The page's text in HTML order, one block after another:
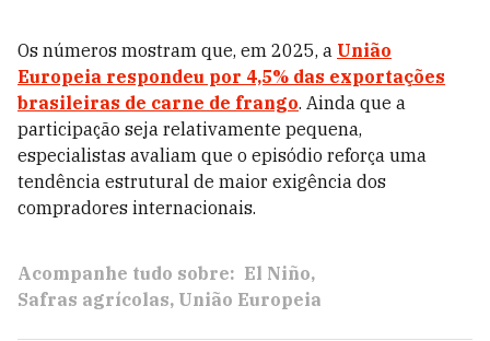
Os números mostram que, em 2025, a União
Europeia respondeu por 4,5% das exportações
brasileiras de carne de frango. Ainda que a
participação seja relativamente pequena,
especialistas avaliam que o episódio reforça uma
tendência estrutural de maior exigência dos
compradores internacionais.
Acompanhe tudo sobre: El Niño
Safras agrícolas União Europeia